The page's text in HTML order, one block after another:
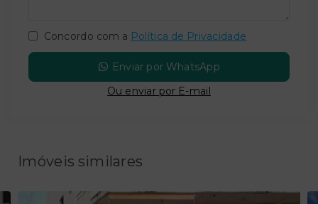
Concordo com a Política de Privacidade
Enviar por WhatsApp
Ou enviar por E-mail
Imóveis similares